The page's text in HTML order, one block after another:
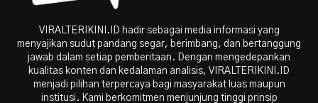
VIRALTERIKINI.ID hadir sebagai media informasi yang
menyajikan sudut pandang segar, berimbang, dan bertanggung
jawab dalam setiap pemberitaan. Dengan mengedepankan
kualitas konten dan kedalaman analisis, VIRALTERIKINI.ID
menjadi pilihan terpercaya bagi masyarakat luas maupun
institusi. Kami berkomitmen menjunjung tinggi prinsip